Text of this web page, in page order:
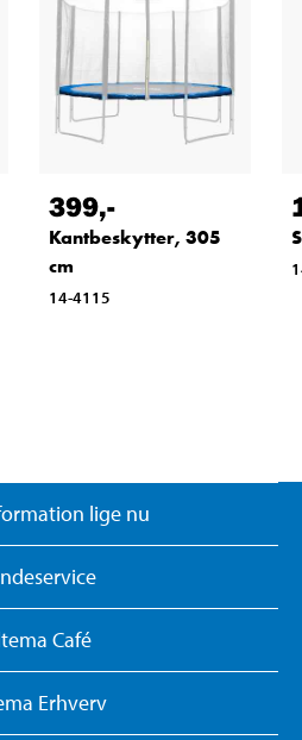
399,-
Kantbeskytter, 305
cm
14-4115
lige nu
Café
Erhverv